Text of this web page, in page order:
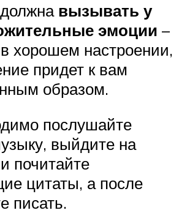
вызывать у
эмоции –
хорошем настроении,
придет к вам
образом.
послушайте
выйдите на
почитайте
цитаты, а после
писать.